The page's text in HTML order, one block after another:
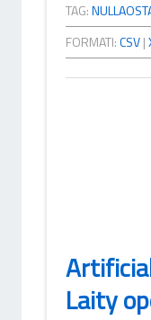
TAG:
FORMATI:CSV|
Laity